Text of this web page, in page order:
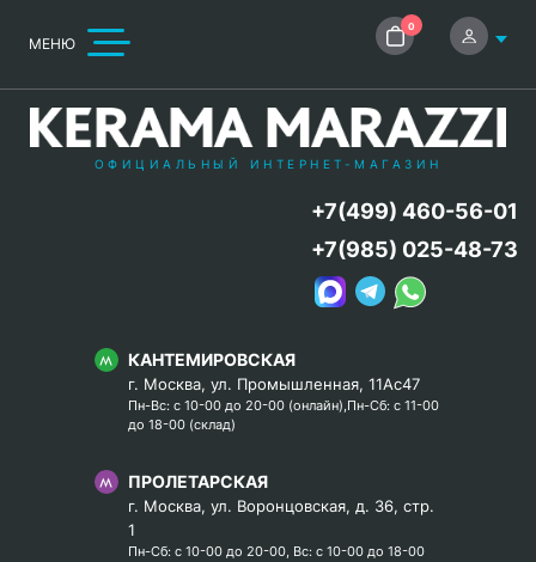
МЕНЮ
0
ОФИЦИАЛЬНЫЙ ИНТЕРНЕТ-МАГАЗИН
КАНТЕМИРОВСКАЯ
г. Москва, ул. Промышленная, 11Ас47
Пн-Вс: с 10-00 до 20-00 (онлайн),Пн-Сб: с 11-00
до 18-00 (склад)
ПРОЛЕТАРСКАЯ
г. Москва, ул. Воронцовская, д. 36, стр.
1
Пн-Сб: с 10-00 до 20-00, Вс: с 10-00 до 18-00
+7(499) 460-56-01
+7(985) 025-48-73